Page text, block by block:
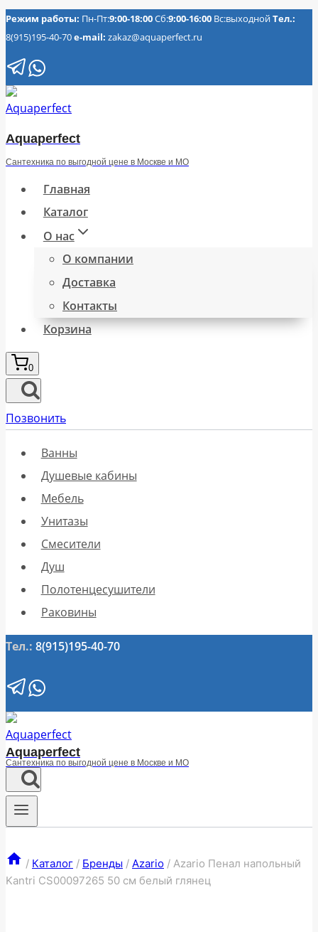
Перейти
к
содержимому
Режим работы: Пн-Пт:9:00-18:00Сб:9:00-16:00 Вс:выходнойТел.:
8(915)195-40-70e-mail: zakaz@aquaperfect.ru
Aquaperfect
Сантехника по выгодной цене в Москве и МО
Главная
Каталог
О нас
О компании
Доставка
Контакты
Корзина
0
Позвонить
Ванны
Душевые кабины
Мебель
Унитазы
Смесители
Душ
Полотенцесушители
Раковины
Тел.: 8(915)195-40-70
Aquaperfect
Сантехника по выгодной цене в Москве и МО
/ Каталог / Бренды / Azario / Azario Пенал напольный
Kantri CS00097265 50 см белый глянец